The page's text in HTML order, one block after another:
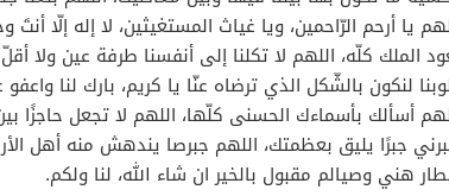
يا أرحم الرّاحمين، ويا غياث المستغيثين، لا إله إلّا
الملك كلّه، اللهم لا تكلنا إلى أنفسنا طرفة عين ولا
لنكون بالشّكل الذي ترضاه عنّا يا كريم، بارك لنا واعفو
أسألك بأسماءك الحسنى كلّها، اللهم لا تجعل حاجزًا
جبرًا يليق بعظمتك، اللهم جبرصا يندهش منه أهل
هني وصيالم مقبول بالخير ان شاء الله، لنا ولكم.